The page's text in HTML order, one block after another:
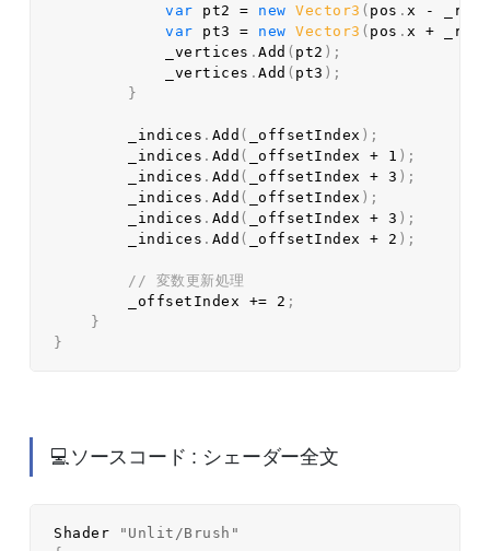
var pt2 = new Vector3 ( pos .x -
var pt3 = new Vector3 ( pos .x +
            _vertices
.Add ( pt2 ) ;
            _vertices
.Add ( pt3 ) ;
}
        _indices
. Add ( _offsetIndex ) ;
        _indices
. Add ( _offsetIndex + 1 ) ;
        _indices
. Add ( _offsetIndex + 3 ) ;
        _indices
. Add ( _offsetIndex ) ;
        _indices
. Add ( _offsetIndex + 3 ) ;
        _indices
. Add ( _offsetIndex + 2 ) ;
// 変数更新処理
        _offsetIndex
+= 2 ;
}
}
💻ソースコード : シェーダー全文
Shader
"Unlit/Brush"